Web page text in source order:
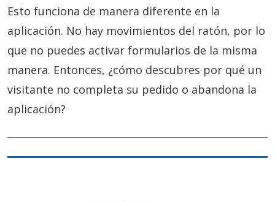
Esto funciona de manera diferente en la
aplicación. No hay movimientos del ratón, por lo
que no puedes activar formularios de la misma
manera. Entonces, ¿cómo descubres por qué un
visitante no completa su pedido o abandona la
aplicación?